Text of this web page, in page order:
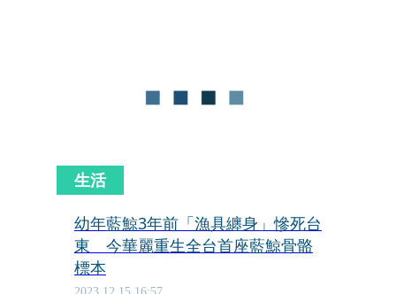
生活
幼年藍鯨3年前「漁具纏身」慘死台
東 今華麗重生全台首座藍鯨骨骼
標本